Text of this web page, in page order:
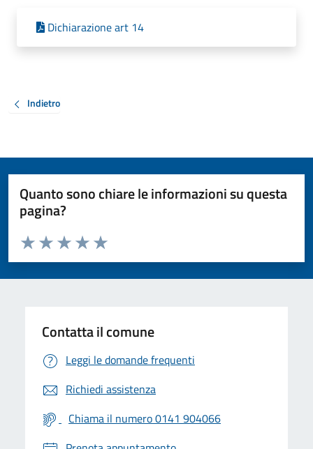
Dichiarazione art 14
Indietro
Quanto sono chiare le informazioni su questa
pagina?
Valuta da 1 a 5 stelle la pagina
Valuta 5 stelle su 5
Valuta 4 stelle su 5
Valuta 3 stelle su 5
Valuta 2 stelle su 5
Valuta 1 stelle su 5
Contatta il comune
Leggi le domande frequenti
Richiedi assistenza
Chiama il numero 0141 904066